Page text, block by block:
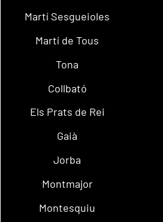
Martí Sesgueioles
Martí de Tous
Tona
Collbató
Els Prats de Rei
Gaià
Jorba
Montmajor
Montesquiu